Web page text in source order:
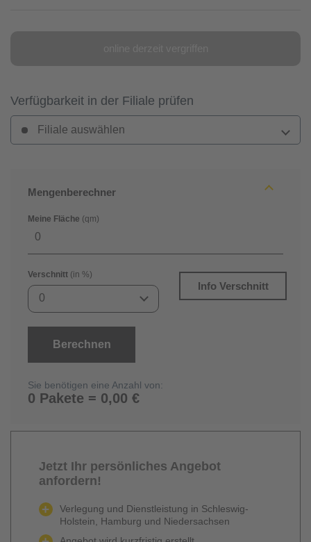
Verfügbarkeit in der Filiale prüfen
Filiale auswählen
Mengenberechner
Meine Fläche (qm)
Verschnitt (in %)
0
Info Verschnitt
Berechnen
Sie benötigen eine Anzahl von:
0 Pakete = 0,00 €
Jetzt Ihr persönliches Angebot
anfordern!
Verlegung und Dienstleistung in Schleswig-
Holstein, Hamburg und Niedersachsen